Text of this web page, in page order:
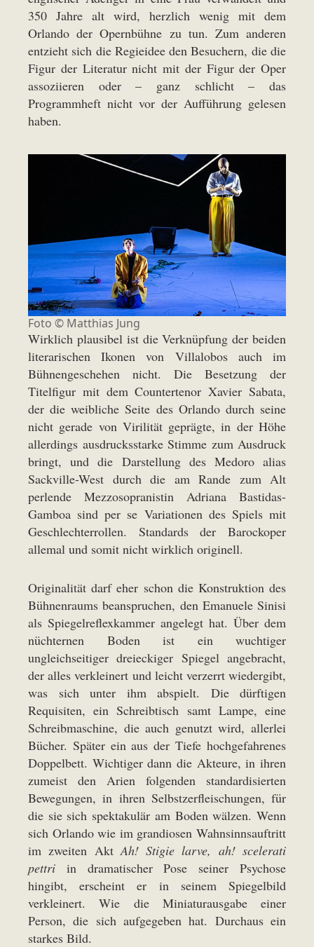
350 Jahre alt wird, herzlich wenig mit dem
Orlando der Opernbühne zu tun. Zum anderen
entzieht sich die Regieidee den Besuchern, die die
Figur der Literatur nicht mit der Figur der Oper
assoziieren oder – ganz schlicht – das
Programmheft nicht vor der Aufführung gelesen
haben.
Foto © Matthias Jung
Wirklich plausibel ist die Verknüpfung der beiden
literarischen Ikonen von Villalobos auch im
Bühnengeschehen nicht. Die Besetzung der
Titelfigur mit dem Countertenor Xavier Sabata,
der die weibliche Seite des Orlando durch seine
nicht gerade von Virilität geprägte, in der Höhe
allerdings ausdrucksstarke Stimme zum Ausdruck
bringt, und die Darstellung des Medoro alias
Sackville-West durch die am Rande zum Alt
perlende Mezzosopranistin Adriana Bastidas-
Gamboa sind per se Variationen des Spiels mit
Geschlechterrollen. Standards der Barockoper
allemal und somit nicht wirklich originell.
Originalität darf eher schon die Konstruktion des
Bühnenraums beanspruchen, den Emanuele Sinisi
als Spiegelreflexkammer angelegt hat. Über dem
nüchternen Boden ist ein wuchtiger
ungleichseitiger dreieckiger Spiegel angebracht,
der alles verkleinert und leicht verzerrt wiedergibt,
was sich unter ihm abspielt. Die dürftigen
Requisiten, ein Schreibtisch samt Lampe, eine
Schreibmaschine, die auch genutzt wird, allerlei
Bücher. Später ein aus der Tiefe hochgefahrenes
Doppelbett. Wichtiger dann die Akteure, in ihren
zumeist den Arien folgenden standardisierten
Bewegungen, in ihren Selbstzerfleischungen, für
die sie sich spektakulär am Boden wälzen. Wenn
sich Orlando wie im grandiosen Wahnsinnsauftritt
im zweiten Akt Ah! Stigie larve, ah! scelerati
pettri in dramatischer Pose seiner Psychose
hingibt, erscheint er in seinem Spiegelbild
verkleinert. Wie die Miniaturausgabe einer
Person, die sich aufgegeben hat. Durchaus ein
starkes Bild.